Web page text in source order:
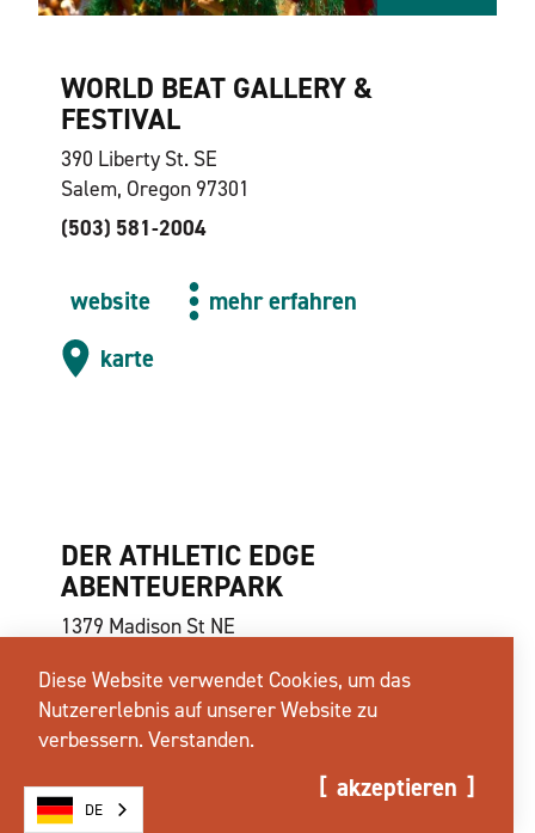
WORLD BEAT GALLERY &
FESTIVAL
390 Liberty St. SE
Salem, Oregon 97301
(503) 581-2004
website
mehr erfahren
karte
DER ATHLETIC EDGE
ABENTEUERPARK
1379 Madison St NE
(503) 361-2344
Diese Website verwendet Cookies, um das
Nutzererlebnis auf unserer Website zu
verbessern.Verstanden.
akzeptieren
DE